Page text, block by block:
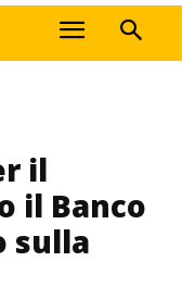
il
il Banco
sulla